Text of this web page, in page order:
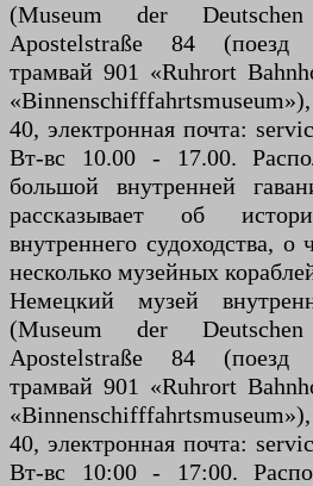
(Museum der Deutschen
Apostelstraße 84 (поезд
трамвай 901 «Ruhrort
40, электронная почта:
Вт-вс 10.00 - 17.00.
большой внутренней
рассказывает об
внутреннего судоходства, о
несколько музейных
Немецкий музей
(Museum der Deutschen
Apostelstraße 84 (поезд
трамвай 901 «Ruhrort
40, электронная почта:
Вт-вс 10:00 - 17:00.